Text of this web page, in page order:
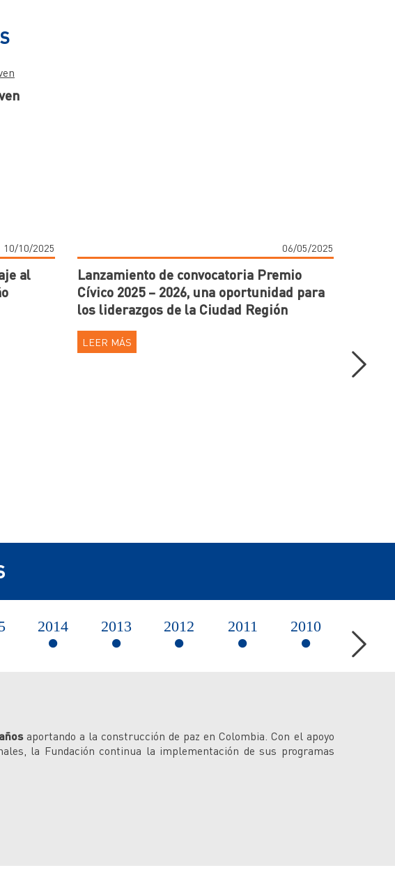
10/10/2025
al
06/05/2025
Lanzamiento de convocatoria Premio
Cívico 2025 – 2026, una oportunidad para
los liderazgos de la Ciudad Región
LEER MÁS
2014 2013 2012 2011 2010
aportando a la construcción de paz en Colombia. Con el apoyo
la Fundación continua la implementación de sus programas